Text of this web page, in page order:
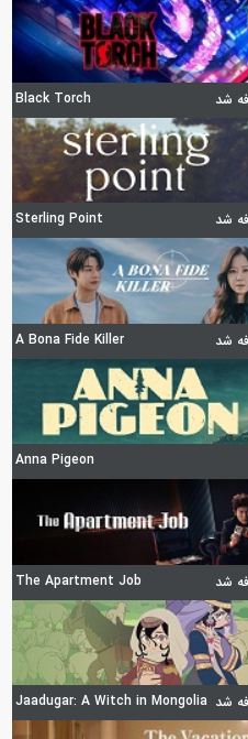
Black Torch
Sterling Point
A Bona Fide Killer
Anna Pigeon
The Apartment Job
Jaadugar: A Witch in Mongolia